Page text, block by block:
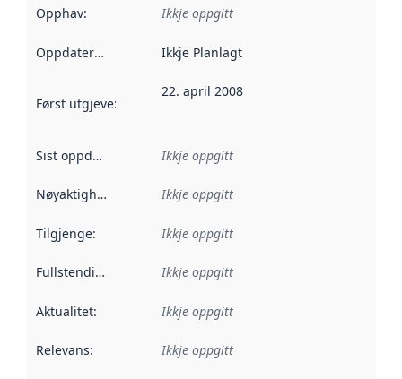
Opphav: Ikkje oppgitt
Oppdateringsfrekvens :
Ikkje Planlagt
Først utgjeve: Denne datoen seier når dataa i dette
22. april 2008
Sist oppdatert Ikkje oppgitt
Nøyaktigheit Ikkje oppgitt
Tilgjenge: Ikkje oppgitt
Fullstendigheit Ikkje oppgitt
Aktualitet: Ikkje oppgitt
Relevans: Ikkje oppgitt